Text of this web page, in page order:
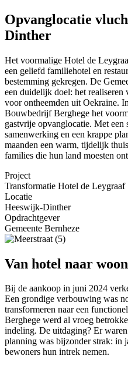
Opvanglocatie
Dinther
Het voormalige Hotel de
een geliefd familiehotel en
bestemming gekregen. De
een duidelijk doel: het
voor ontheemden uit Oekraïne.
Bouwbedrijf Berghege het
gastvrije opvanglocatie. Met een
samenwerking en een krappe
maanden een warm, tijdelijk
families die hun land moesten
Project
Transformatie Hotel de Leygraaf
Locatie
Heeswijk-Dinther
Opdrachtgever
Gemeente Bernheze
Van hotel naar
Bij de aankoop in juni 2024
Een grondige verbouwing was
transformeren naar een
Berghege werd al vroeg
indeling. De uitdaging? Er
planning was bijzonder strak: in
bewoners hun intrek nemen.